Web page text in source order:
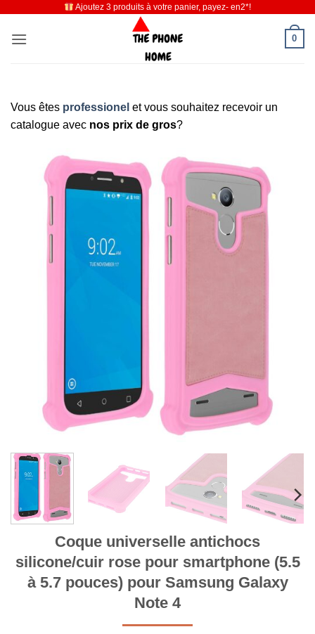
contenu
Ajoutez 3 produits à votre panier, payez- en2*!
0
Vous êtes professionel et vous souhaitez recevoir un
catalogue avec nos prix de gros?
Coque universelle antichocs
silicone/cuir rose pour smartphone (5.5
à 5.7 pouces) pour Samsung Galaxy
Note 4